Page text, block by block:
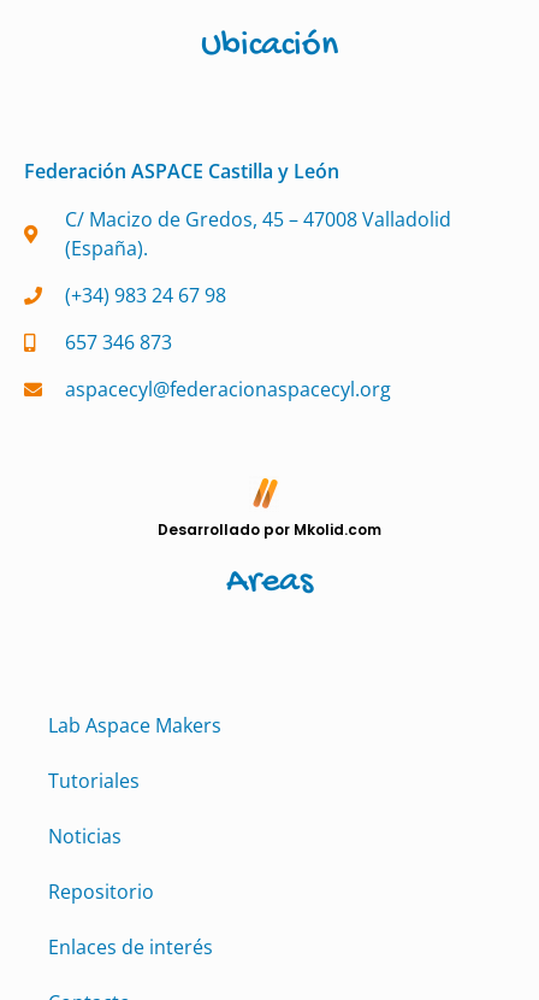
Ubicación
Federación ASPACE Castilla y León
C/ Macizo de Gredos, 45 – 47008 Valladolid
(España).
(+34) 983 24 67 98
657 346 873
aspacecyl@federacionaspacecyl.org
Desarrollado por Mkolid.com
Areas
Lab Aspace Makers
Tutoriales
Noticias
Repositorio
Enlaces de interés